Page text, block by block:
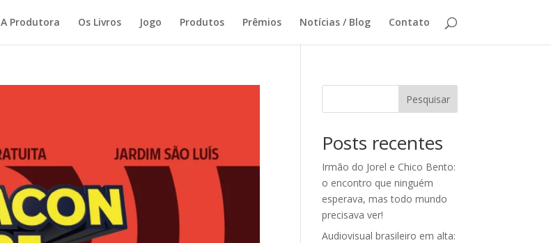
A Produtora Os Livros Jogo Produtos Prêmios Notícias / Blog Contato
Pesquisar
Posts recentes
Irmão do Jorel e Chico Bento:
o encontro que ninguém
esperava, mas todo mundo
precisava ver!
Audiovisual brasileiro em alta: